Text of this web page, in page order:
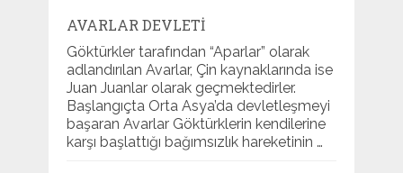
AVARLAR DEVLETI
Göktürkler tarafından “Aparlar” olarak
adlandırılan Avarlar, Çin kaynaklarında ise
Juan Juanlar olarak geçmektedirler.
Başlangıçta Orta Asya’da devletleşmeyi
başaran Avarlar Göktürklerin kendilerine
karşı başlattığı bağımsızlık hareketinin …